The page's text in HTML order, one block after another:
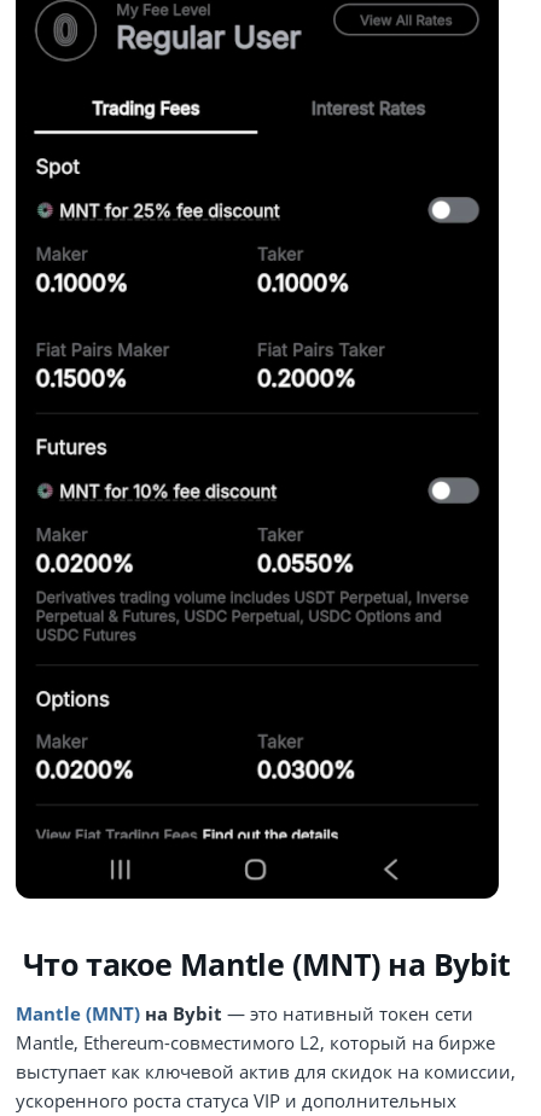
Что такое Mantle (MNT) на Bybit
Mantle (MNT) на Bybit — это нативный токен сети
Mantle, Ethereum‑совместимого L2, который на бирже
выступает как ключевой актив для скидок на комиссии,
ускоренного роста статуса VIP и дополнительных